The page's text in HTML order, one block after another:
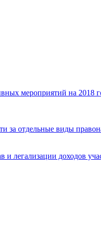
мероприятий на
за отдельные виды
легализации доходов